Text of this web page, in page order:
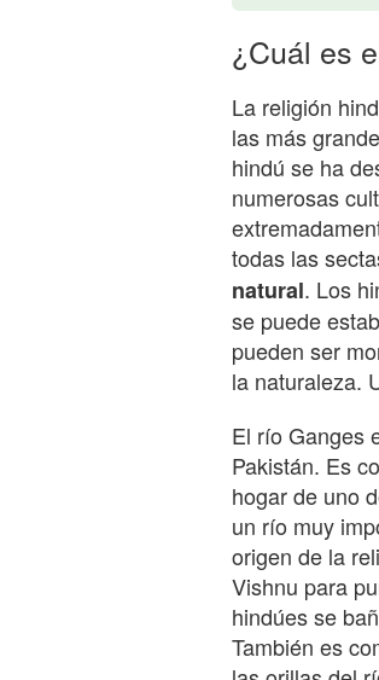
¿Cuál es
La religión
las más
hindú se ha
numerosas
todas las
natural. Los
se puede
pueden ser
la naturaleza.
El río Ganges
Pakistán. Es
hogar de uno
un río muy
origen de la
Vishnu para
hindúes se
También es